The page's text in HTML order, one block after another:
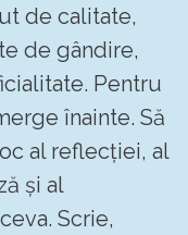
de calitate,
de gândire,
Pentru
înainte. Să
al reflecției, al
și al
Scrie,